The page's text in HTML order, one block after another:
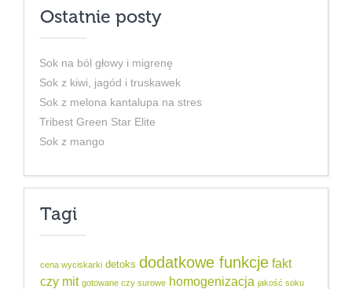
Ostatnie posty
Sok na ból głowy i migrenę
Sok z kiwi, jagód i truskawek
Sok z melona kantalupa na stres
Tribest Green Star Elite
Sok z mango
Tagi
cena wyciskarki detoks dodatkowe funkcje fakt
czy mit gotowane czy surowe homogenizacja jakość soku